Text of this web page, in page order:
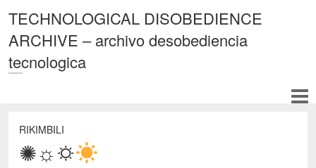
TECHNOLOGICAL DISOBEDIENCE
ARCHIVE – archivo desobediencia
tecnologica
RIKIMBILI
✺☼🌣